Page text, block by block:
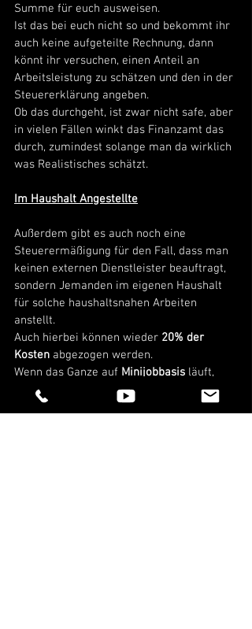
Summe für euch ausweisen.
Ist das bei euch nicht so und bekommt ihr
auch keine aufgeteilte Rechnung, dann
könnt ihr versuchen, einen Anteil an
Arbeitsleistung zu schätzen und den in der
Steuererklärung angeben.
Ob das durchgeht, ist zwar nicht safe, aber
in vielen Fällen winkt das Finanzamt das
durch, zumindest solange man da wirklich
was Realistisches schätzt.
Im Haushalt Angestellte
Außerdem gibt es auch noch eine
Steuerermäßigung für den Fall, dass man
keinen externen Dienstleister beauftragt,
sondern Jemanden im eigenen Haushalt
für solche haushaltsnahen Arbeiten
anstellt.
Auch hierbei können wieder 20% der
Kosten abgezogen werden.
Wenn das Ganze auf Minijobbasis läuft,
dann werden maximal 510€ pro Jahr
abgezogen.